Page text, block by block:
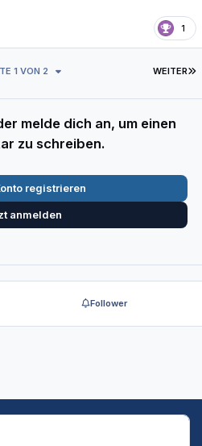
1
WEITER
1 VON 2
melde dich an, um einen
zu schreiben.
registrieren
anmelden
Follower